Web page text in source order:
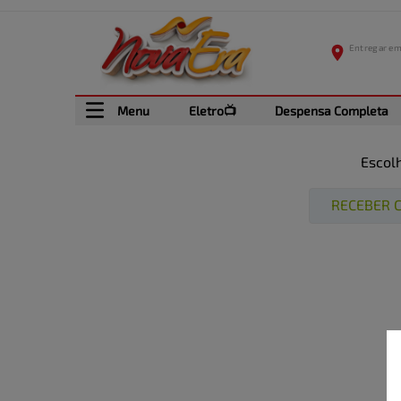
Menu Eletro📺 Despensa Completa
RECEBER